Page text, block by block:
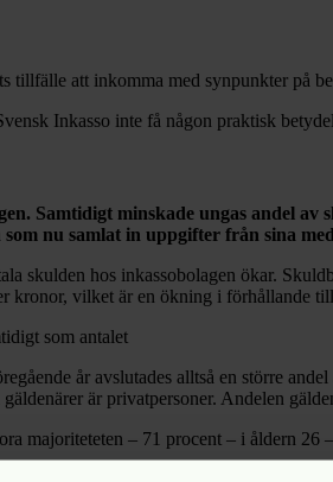
tillfälle att inkomma med synpunkter på
Inkasso inte få någon praktisk
Samtidigt minskade ungas andel
nu samlat in uppgifter från sina
skulden hos inkassobolagen ökar.
kronor, vilket är en ökning i förhållande
som antalet
år avslutades alltså en större
är privatpersoner. Andelen
majoriteteten – 71 procent – i åldern